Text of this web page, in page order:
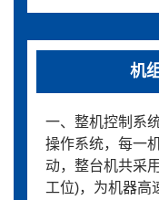
机
一、整机控制系
操作系统，每一
动，整台机共采
工位)，为机器高